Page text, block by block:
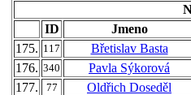
ID
Jmeno
175. 117
Břetislav Basta
176. 340
Pavla Sýkorová
177.
77
Oldřich Doseděl